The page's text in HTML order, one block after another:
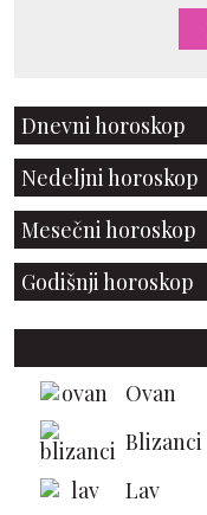
Dnevni horoskop
Nedeljni horoskop
Mesečni horoskop
Godišnji horoskop
Ovan
Blizanci
Lav